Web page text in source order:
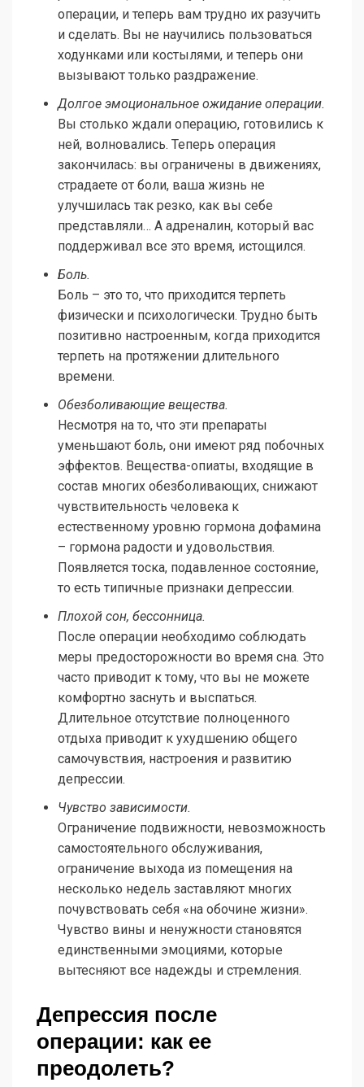
операции, и теперь вам трудно их разучить
и сделать. Вы не научились пользоваться
ходунками или костылями, и теперь они
вызывают только раздражение.
Долгое эмоциональное ожидание операции.
Вы столько ждали операцию, готовились к
ней, волновались. Теперь операция
закончилась: вы ограничены в движениях,
страдаете от боли, ваша жизнь не
улучшилась так резко, как вы себе
представляли… А адреналин, который вас
поддерживал все это время, истощился.
Боль.
Боль – это то, что приходится терпеть
физически и психологически. Трудно быть
позитивно настроенным, когда приходится
терпеть на протяжении длительного
времени.
Обезболивающие вещества.
Несмотря на то, что эти препараты
уменьшают боль, они имеют ряд побочных
эффектов. Вещества-опиаты, входящие в
состав многих обезболивающих, снижают
чувствительность человека к
естественному уровню гормона дофамина
– гормона радости и удовольствия.
Появляется тоска, подавленное состояние,
то есть типичные признаки депрессии.
Плохой сон, бессонница.
После операции необходимо соблюдать
меры предосторожности во время сна. Это
часто приводит к тому, что вы не можете
комфортно заснуть и выспаться.
Длительное отсутствие полноценного
отдыха приводит к ухудшению общего
самочувствия, настроения и развитию
депрессии.
Чувство зависимости.
Ограничение подвижности, невозможность
самостоятельного обслуживания,
ограничение выхода из помещения на
несколько недель заставляют многих
почувствовать себя «на обочине жизни».
Чувство вины и ненужности становятся
единственными эмоциями, которые
вытесняют все надежды и стремления.
Депрессия после
операции: как ее
преодолеть?